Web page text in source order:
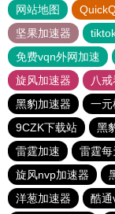
网站地图
坚果加速器
免费vqn外网加速
旋风加速器
八
黑豹加速器
一元
9CZK下载站
黑
雷霆加速
雷霆
旋风nvp加速器
洋葱加速器
酷通